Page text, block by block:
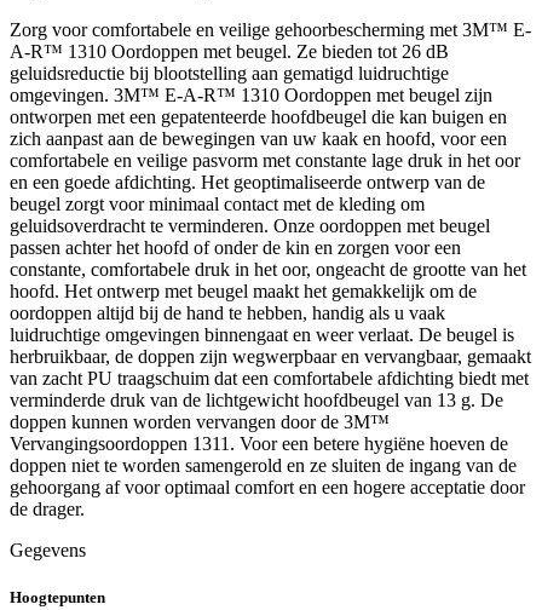
Zorg voor comfortabele en veilige gehoorbescherming met 3M™ E-
A-R™ 1310 Oordoppen met beugel. Ze bieden tot 26 dB
geluidsreductie bij blootstelling aan gematigd luidruchtige
omgevingen. 3M™ E-A-R™ 1310 Oordoppen met beugel zijn
ontworpen met een gepatenteerde hoofdbeugel die kan buigen en
zich aanpast aan de bewegingen van uw kaak en hoofd, voor een
comfortabele en veilige pasvorm met constante lage druk in het oor
en een goede afdichting. Het geoptimaliseerde ontwerp van de
beugel zorgt voor minimaal contact met de kleding om
geluidsoverdracht te verminderen. Onze oordoppen met beugel
passen achter het hoofd of onder de kin en zorgen voor een
constante, comfortabele druk in het oor, ongeacht de grootte van het
hoofd. Het ontwerp met beugel maakt het gemakkelijk om de
oordoppen altijd bij de hand te hebben, handig als u vaak
luidruchtige omgevingen binnengaat en weer verlaat. De beugel is
herbruikbaar, de doppen zijn wegwerpbaar en vervangbaar, gemaakt
van zacht PU traagschuim dat een comfortabele afdichting biedt met
verminderde druk van de lichtgewicht hoofdbeugel van 13 g. De
doppen kunnen worden vervangen door de 3M™
Vervangingsoordoppen 1311. Voor een betere hygiëne hoeven de
doppen niet te worden samengerold en ze sluiten de ingang van de
gehoorgang af voor optimaal comfort en een hogere acceptatie door
de drager.
Gegevens
Hoogtepunten